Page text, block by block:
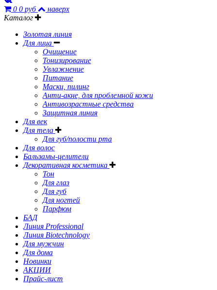
0 0 руб
наверх
Каталог
Золотая линия
Для лица
Очищение
Тонизирование
Увлажнение
Питание
Маски, пилинг
Анти-акне, для проблемной кожи
Антивозрастные средства
Защитная линия
Для век
Для тела
Для губ/полости рта
Для волос
Бальзамы-целители
Декоративная косметика
Тон
Для глаз
Для губ
Для ногтей
Парфюм
БАД
Линия Professional
Линия Biotechnology
Для мужчин
Для дома
Новинки
АКЦИИ
Прайс-лист